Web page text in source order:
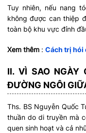
Tuy nhiên, nếu nang
không được can thiệp
toàn bộ khu vực đỉnh
Xem thêm : Cách trị hói
II. VÌ SAO NGÀY
ĐƯỜNG NGÔI
Ths. BS Nguyễn Quốc
thuần do di truyền mà
quen sinh hoạt và cả